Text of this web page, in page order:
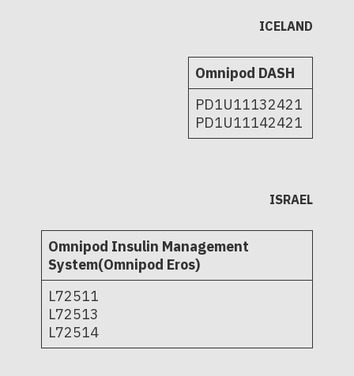
ICELAND
Omnipod DASH
PD1U11132421
PD1U11142421
ISRAEL
Omnipod Insulin Management
System(Omnipod Eros)
L72511
L72513
L72514